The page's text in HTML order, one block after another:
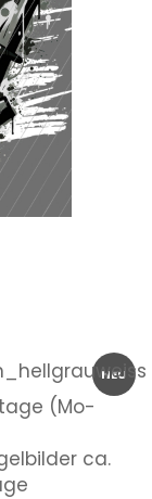
NEU
(Mo-
ca.